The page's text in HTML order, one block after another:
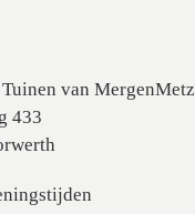
van MergenMetz
433